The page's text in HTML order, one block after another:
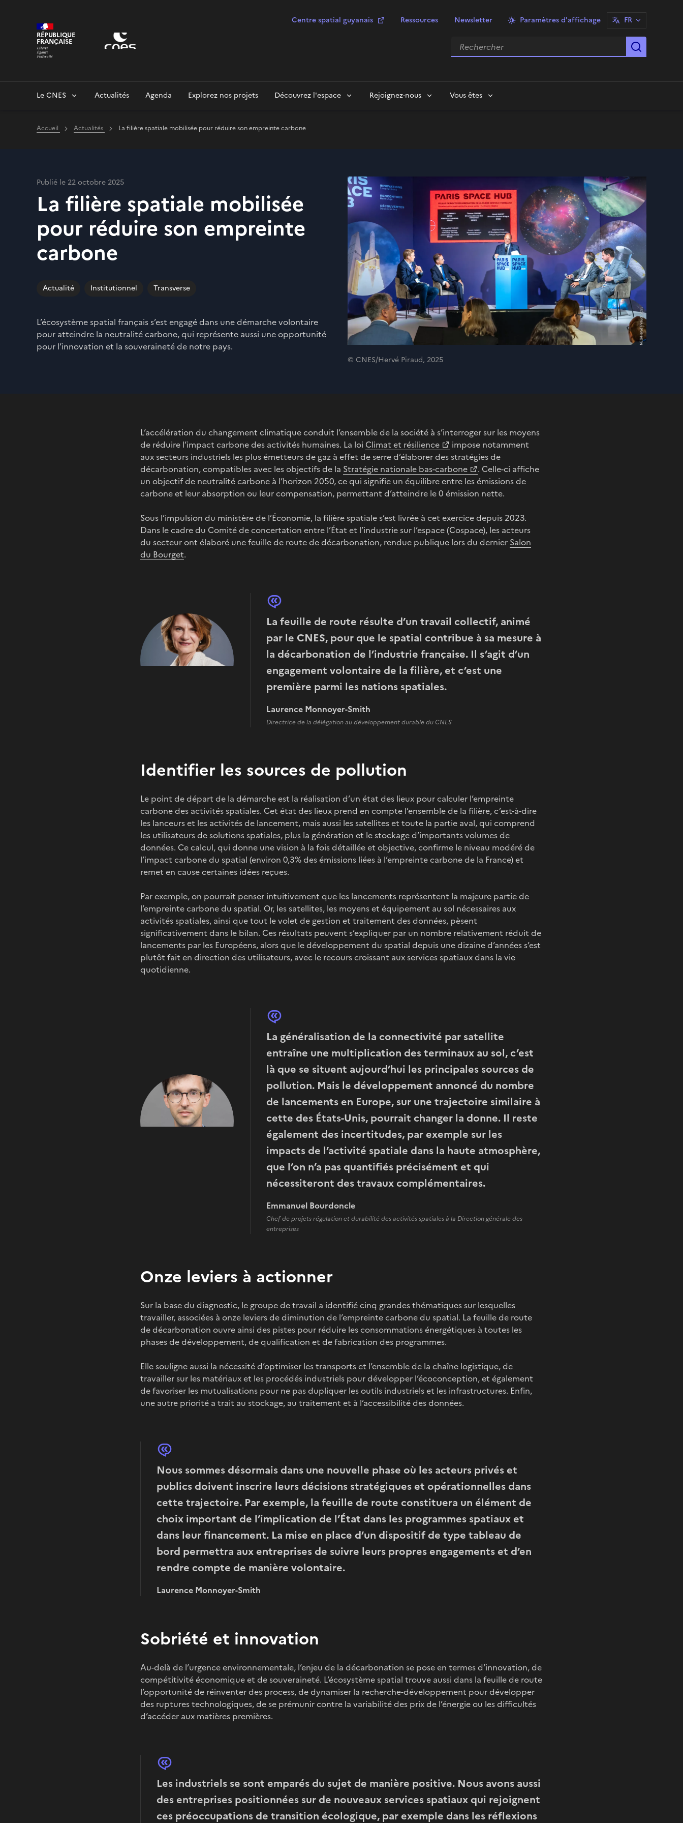
RÉPUBLIQUE
FRANÇAISE
Centre spatial guyanais Ressources Newsletter Paramètres d'affichage FR
Rechercher
Le CNES Actualités Agenda Explorez nos projets Découvrez l'espace Rejoignez-nous Vous êtes
Accueil Actualités La filière spatiale mobilisée pour réduire son empreinte carbone
Publié le 22 octobre 2025
La filière spatiale mobilisée
pour réduire son empreinte
carbone
Actualité Institutionnel Transverse
L’écosystème spatial français s’est engagé dans une démarche volontaire
pour atteindre la neutralité carbone, qui représente aussi une opportunité
pour l’innovation et la souveraineté de notre pays.
© CNES/Hervé Piraud, 2025
L’accélération du changement climatique conduit l’ensemble de la société à s’interroger sur les moyens
de réduire l’impact carbone des activités humaines. La loi Climat et résilience
impose notamment
aux secteurs industriels les plus émetteurs de gaz à effet de serre d’élaborer des stratégies de
décarbonation, compatibles avec les objectifs de la Stratégie nationale bas-carbone
. Celle-ci affiche
un objectif de neutralité carbone à l’horizon 2050, ce qui signifie un équilibre entre les émissions de
carbone et leur absorption ou leur compensation, permettant d’atteindre le 0 émission nette.
Sous l’impulsion du ministère de l’Économie, la filière spatiale s’est livrée à cet exercice depuis 2023.
Dans le cadre du Comité de concertation entre l’État et l’industrie sur l’espace (Cospace), les acteurs
du secteur ont élaboré une feuille de route de décarbonation, rendue publique lors du dernier Salon
du Bourget.
La feuille de route résulte d’un travail collectif, animé
par le CNES, pour que le spatial contribue à sa mesure à
la décarbonation de l’industrie française. Il s’agit d’un
engagement volontaire de la filière, et c’est une
première parmi les nations spatiales.
Laurence Monnoyer-Smith
Directrice de la délégation au développement durable du CNES
Identifier les sources de pollution
Le point de départ de la démarche est la réalisation d’un état des lieux pour calculer l’empreinte
carbone des activités spatiales. Cet état des lieux prend en compte l’ensemble de la filière, c’est-à-dire
les lanceurs et les activités de lancement, mais aussi les satellites et toute la partie aval, qui comprend
les utilisateurs de solutions spatiales, plus la génération et le stockage d’importants volumes de
données. Ce calcul, qui donne une vision à la fois détaillée et objective, confirme le niveau modéré de
l’impact carbone du spatial (environ 0,3% des émissions liées à l’empreinte carbone de la France) et
remet en cause certaines idées reçues.
Par exemple, on pourrait penser intuitivement que les lancements représentent la majeure partie de
l’empreinte carbone du spatial. Or, les satellites, les moyens et équipement au sol nécessaires aux
activités spatiales, ainsi que tout le volet de gestion et traitement des données, pèsent
significativement dans le bilan. Ces résultats peuvent s’expliquer par un nombre relativement réduit de
lancements par les Européens, alors que le développement du spatial depuis une dizaine d’années s’est
plutôt fait en direction des utilisateurs, avec le recours croissant aux services spatiaux dans la vie
quotidienne.
La généralisation de la connectivité par satellite
entraîne une multiplication des terminaux au sol, c’est
là que se situent aujourd’hui les principales sources de
pollution. Mais le développement annoncé du nombre
de lancements en Europe, sur une trajectoire similaire à
cette des États-Unis, pourrait changer la donne. Il reste
également des incertitudes, par exemple sur les
impacts de l’activité spatiale dans la haute atmosphère,
que l’on n’a pas quantifiés précisément et qui
nécessiteront des travaux complémentaires.
Emmanuel Bourdoncle
Chef de projets régulation et durabilité des activités spatiales à la Direction générale des
entreprises
Onze leviers à actionner
Sur la base du diagnostic, le groupe de travail a identifié cinq grandes thématiques sur lesquelles
travailler, associées à onze leviers de diminution de l’empreinte carbone du spatial. La feuille de route
de décarbonation ouvre ainsi des pistes pour réduire les consommations énergétiques à toutes les
phases de développement, de qualification et de fabrication des programmes.
Elle souligne aussi la nécessité d’optimiser les transports et l’ensemble de la chaîne logistique, de
travailler sur les matériaux et les procédés industriels pour développer l’écoconception, et également
de favoriser les mutualisations pour ne pas dupliquer les outils industriels et les infrastructures. Enfin,
une autre priorité a trait au stockage, au traitement et à l’accessibilité des données.
Nous sommes désormais dans une nouvelle phase où les acteurs privés et
publics doivent inscrire leurs décisions stratégiques et opérationnelles dans
cette trajectoire. Par exemple, la feuille de route constituera un élément de
choix important de l’implication de l’État dans les programmes spatiaux et
dans leur financement. La mise en place d’un dispositif de type tableau de
bord permettra aux entreprises de suivre leurs propres engagements et d’en
rendre compte de manière volontaire.
Laurence Monnoyer-Smith
Sobriété et innovation
Au-delà de l’urgence environnementale, l’enjeu de la décarbonation se pose en termes d’innovation, de
compétitivité économique et de souveraineté. L’écosystème spatial trouve aussi dans la feuille de route
l’opportunité de réinventer des process, de dynamiser la recherche-développement pour développer
des ruptures technologiques, de se prémunir contre la variabilité des prix de l’énergie ou les difficultés
d’accéder aux matières premières.
Les industriels se sont emparés du sujet de manière positive. Nous avons aussi
des entreprises positionnées sur de nouveaux services spatiaux qui rejoignent
ces préoccupations de transition écologique, par exemple dans les réflexions